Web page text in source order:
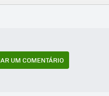
UM COMENTÁRIO